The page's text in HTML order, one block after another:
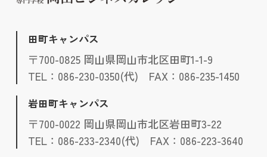
田町キャンパス
〒700-0825 岡山県岡山市北区田町1-1-9
TEL：086-230-0350(代) FAX：086-235-1450
岩田町キャンパス
〒700-0022 岡山県岡山市北区岩田町3-22
TEL：086-233-2340(代) FAX：086-223-3640